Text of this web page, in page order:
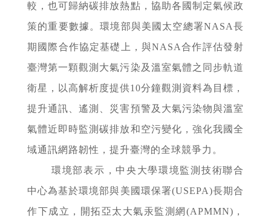
較，也可歸納碳排放熱點，協助各國制定氣候政
策的重要數據。環境部與美國太空總署NASA長
期國際合作協定基礎上，與NASA合作評估發射
臺灣第一顆觀測大氣污染及溫室氣體之同步軌道
衛星，以高解析度提供10分鐘觀測資料為目標，
提升通訊、遙測、災害預警及大氣污染物與溫室
氣體近即時監測碳排放和空污變化，強化我國全
域通訊網路韌性，提升臺灣的全球競爭力。
環境部表示，中央大學環境監測技術聯合
中心為基於環境部與美國環保署(USEPA)長期合
作下成立，開拓亞太大氣汞監測網(APMMN)，